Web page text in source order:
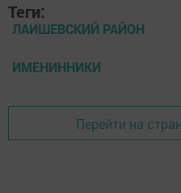
Теги:
ЛАИШЕВСКИЙ РАЙОН
ИМЕНИННИКИ
Перейти на